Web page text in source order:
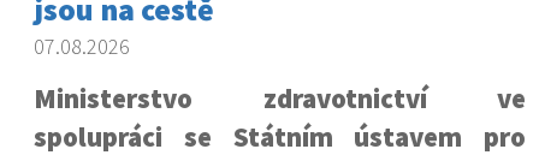
jsou na cestě
07.08.2026
Ministerstvo zdravotnictví ve
spolupráci se Státním ústavem pro